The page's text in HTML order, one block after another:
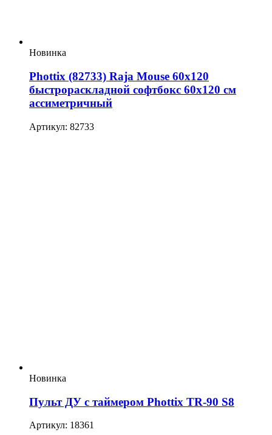
Новинка
Phottix (82733) Raja Mouse 60х120
быстрораскладной софтбокс 60х120 см
ассиметричный
Артикул: 82733
Новинка
Пульт ДУ с таймером Phottix TR-90 S8
Артикул: 18361